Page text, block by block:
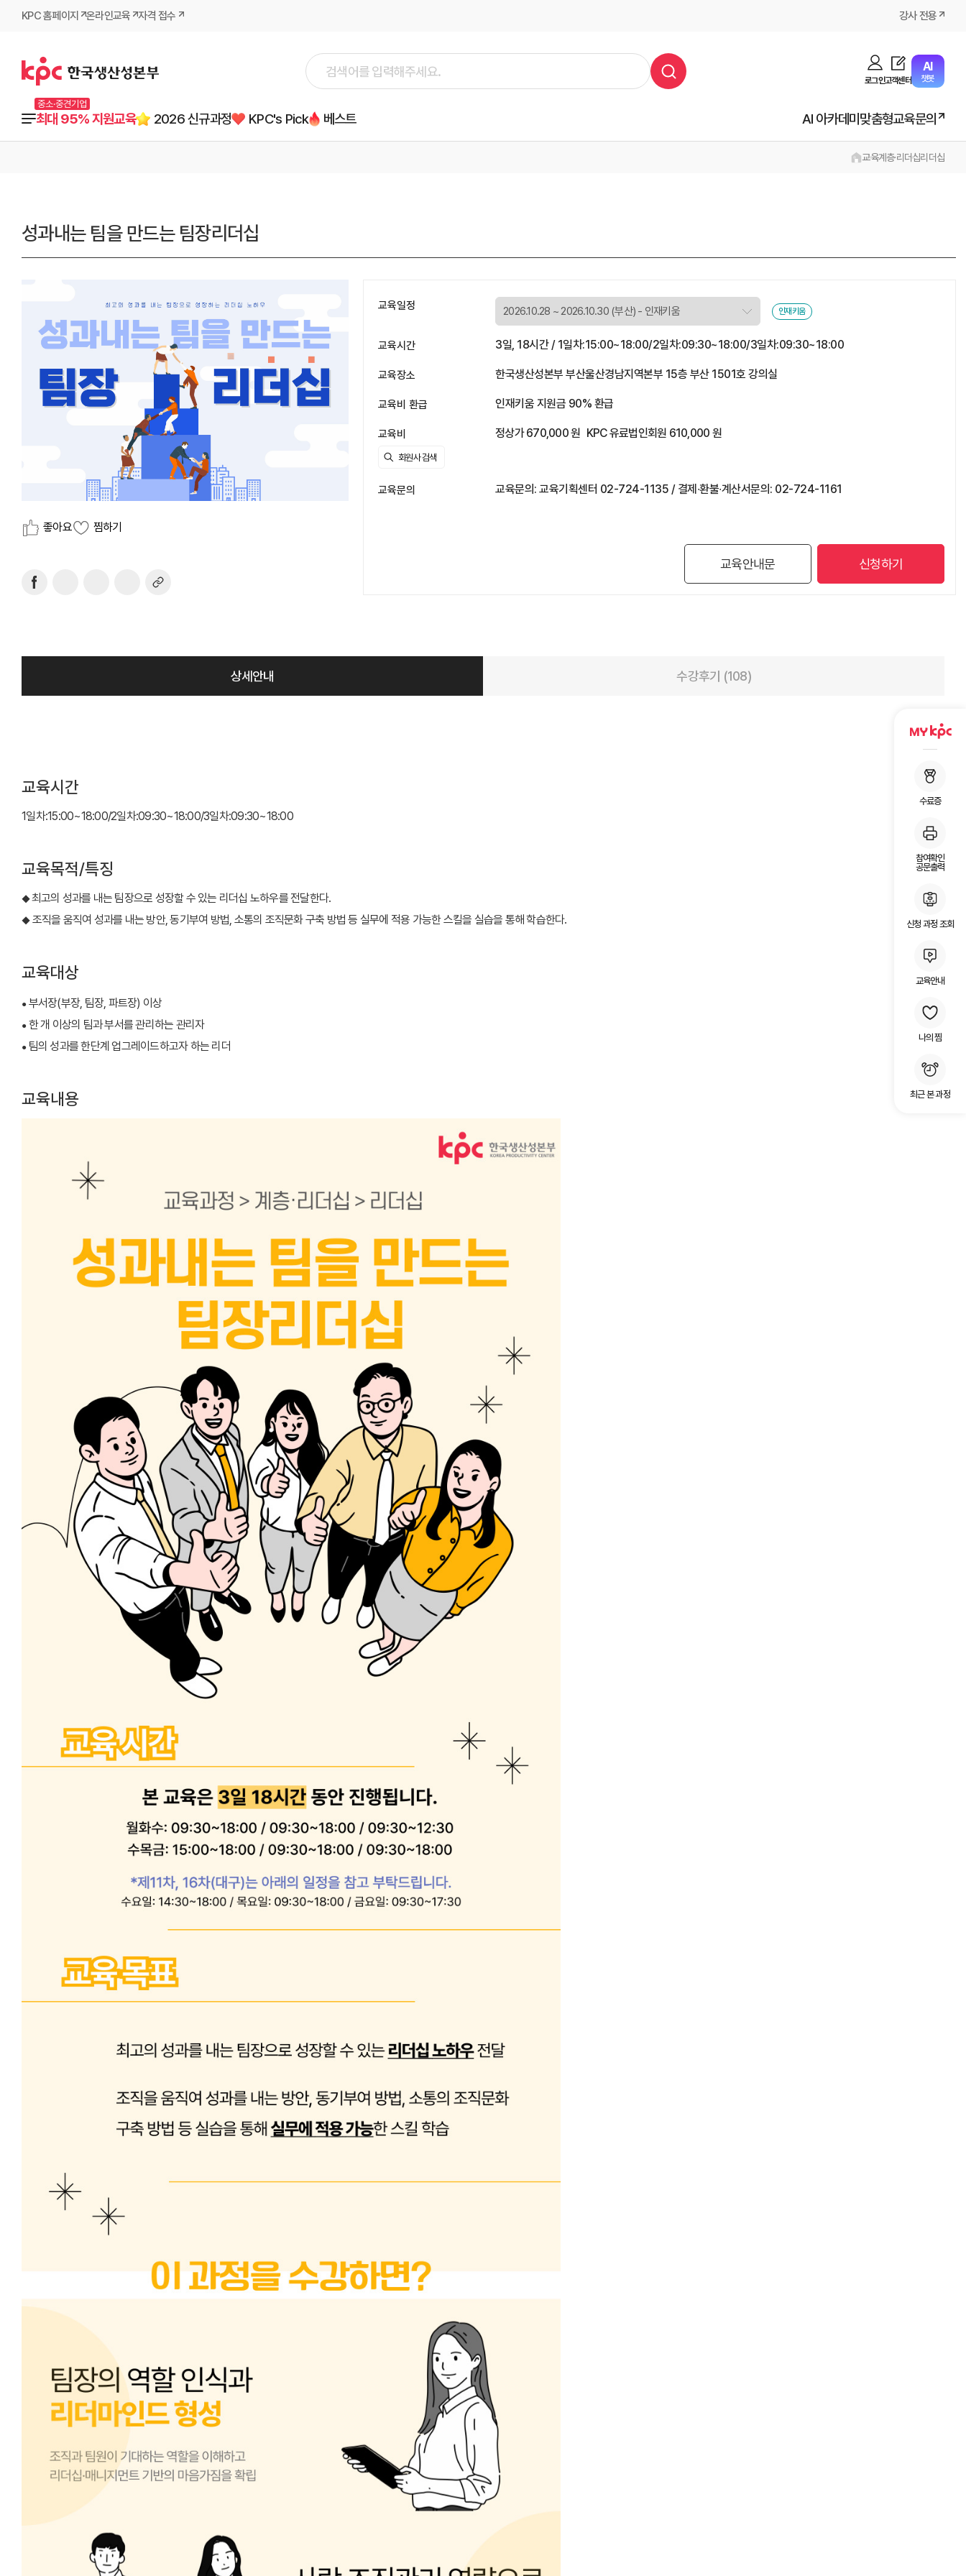
KPC 홈페이지 온라인교육 자격 접수 강사 전용
로그인고객센터
AI
챗봇
중소·중견기업
최대 95% 지원교육 2026 신규과정 KPC's Pick 베스트 AI 아카데미맞춤형교육문의
수료증
참여확인
공문출력
신청 과정 조회
교육안내
나의 찜
최근 본 과정
교육계층·리더십리더십
성과내는 팀을 만드는 팀장리더십
좋아요 찜하기
교육일정 인재키움
교육시간 3일, 18시간 / 1일차:15:00~18:00/2일차:09:30~18:00/3일차:09:30~18:00
교육장소 한국생산성본부 부산울산경남지역본부 15층 부산 1501호 강의실
교육비 환급 인재키움 지원금 90% 환급
교육비 정상가 670,000 원 KPC 유료법인회원 610,000 원
교육문의 교육문의: 교육기획센터 02-724-1135 / 결제∙환불∙계산서문의: 02-724-1161
교육안내문 신청하기
상세안내 수강후기 (108)
교육시간
1일차:15:00~18:00/2일차:09:30~18:00/3일차:09:30~18:00
교육목적/특징
◆최고의 성과를 내는 팀장으로 성장할 수 있는 리더십 노하우를 전달한다.
◆조직을 움직여 성과를 내는 방안, 동기부여 방법, 소통의 조직문화 구축 방법 등 실무에 적용 가능한 스킬을 실습을 통해 학습한다.
교육대상
●부서장(부장, 팀장, 파트장) 이상
●한 개 이상의 팀과 부서를 관리하는 관리자
●팀의 성과를 한단계 업그레이드하고자 하는 리더
교육내용